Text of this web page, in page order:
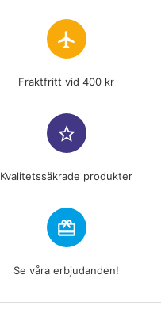
flight
Fraktfritt vid 400 kr
star_border
Kvalitetssäkrade produkter
redeem
Se våra erbjudanden!